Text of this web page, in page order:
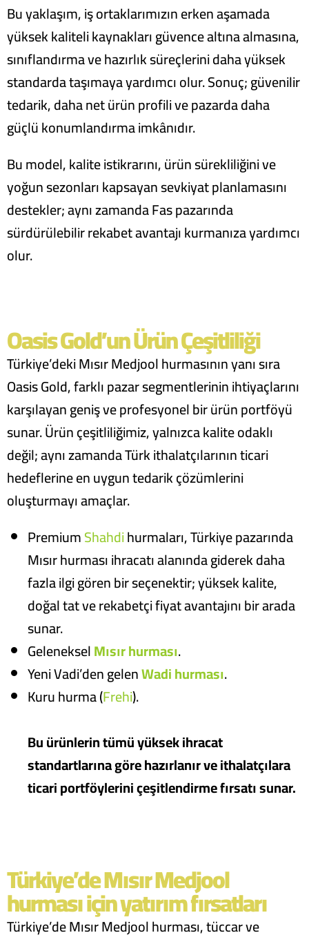
Bu yaklaşım, iş ortaklarımızın erken aşamada
yüksek kaliteli kaynakları güvence altına almasına,
sınıflandırma ve hazırlık süreçlerini daha yüksek
standarda taşımaya yardımcı olur. Sonuç; güvenilir
tedarik, daha net ürün profili ve pazarda daha
güçlü konumlandırma imkânıdır.
Bu model, kalite istikrarını, ürün sürekliliğini ve
yoğun sezonları kapsayan sevkiyat planlamasını
destekler; aynı zamanda Fas pazarında
sürdürülebilir rekabet avantajı kurmanıza yardımcı
olur.
Oasis Gold’un Ürün Çeşitliliği
Türkiye’deki Mısır Medjool hurmasının yanı sıra
Oasis Gold, farklı pazar segmentlerinin ihtiyaçlarını
karşılayan geniş ve profesyonel bir ürün portföyü
sunar. Ürün çeşitliliğimiz, yalnızca kalite odaklı
değil; aynı zamanda Türk ithalatçılarının ticari
hedeflerine en uygun tedarik çözümlerini
oluşturmayı amaçlar.
PremiumShahdihurmaları, Türkiye pazarında
Mısır hurması ihracatı alanında giderek daha
fazla ilgi gören bir seçenektir; yüksek kalite,
doğal tat ve rekabetçi fiyat avantajını bir arada
sunar.
GelenekselMısır hurması.
Yeni Vadi’den gelenWadi hurması.
Kuru hurma (Frehi).
Bu ürünlerin tümü yüksek ihracat
standartlarına göre hazırlanır ve ithalatçılara
ticari portföylerini çeşitlendirme fırsatı sunar.
Türkiye’de Mısır Medjool
hurması için yatırım fırsatları
Türkiye’de Mısır Medjool hurması, tüccar ve